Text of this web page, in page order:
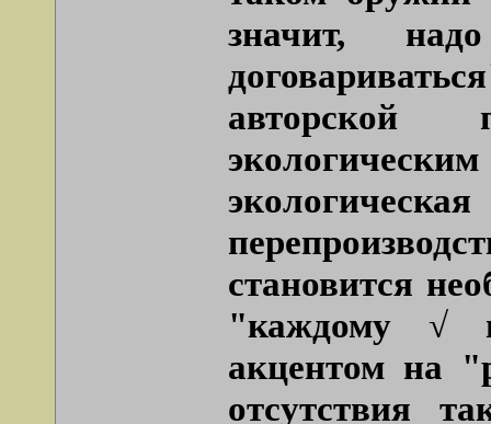
значит,
авторской
становится
"каждому √
акцентом на
отсутствия